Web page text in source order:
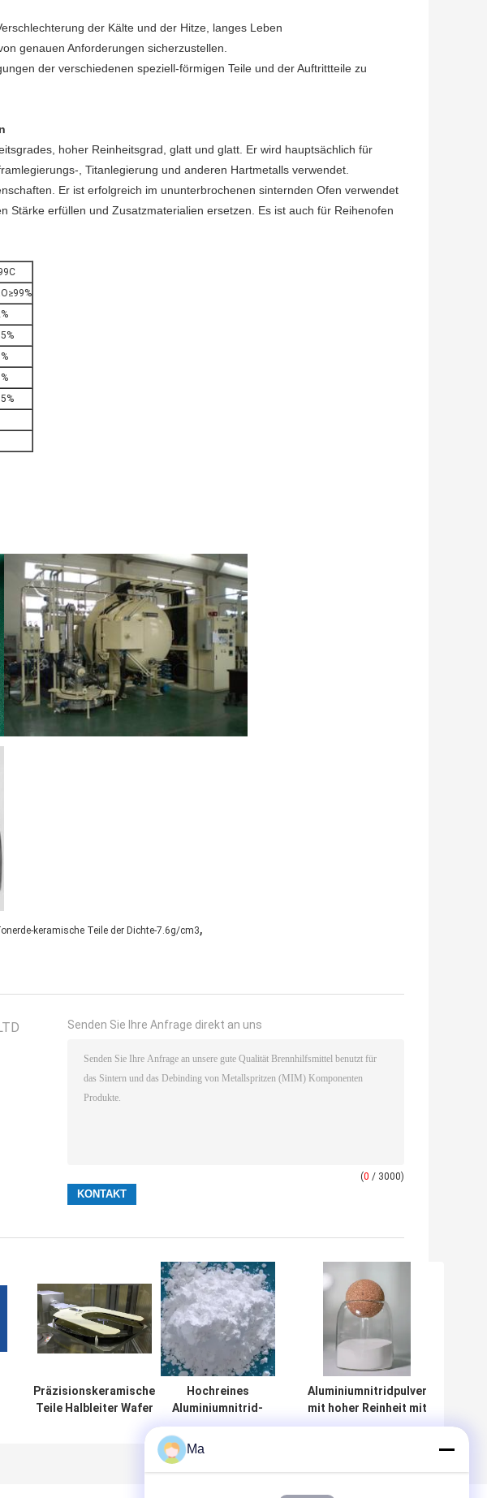
der Kälte und der Hitze, langes Leben
genauen Anforderungen sicherzustellen.
der verschiedenen speziell-förmigen Teile und der Auftrittteile zu
hoher Reinheitsgrad, glatt und glatt. Er wird hauptsächlich für
, Titanlegierung und anderen Hartmetalls verwendet.
Er ist erfolgreich im ununterbrochenen sinternden Ofen verwendet
Stärke erfüllen und Zusatzmaterialien ersetzen. Es ist auch für Reihenofen
keramische Teile der Dichte-7.6g/cm3,
Senden Sie Ihre Anfrage direkt an uns
(0 / 3000)
Präzisionskeramische
Teile Halbleiter Wafer
Hochreines
Aluminiumnitrid-
Granulationspulver
mit guter Mobilität
und chemischer
Gleichmäßigkeit
Aluminiumnitridpulver
mit hoher Reinheit mit
enger
Partikelgröße für
elektronische
Ma